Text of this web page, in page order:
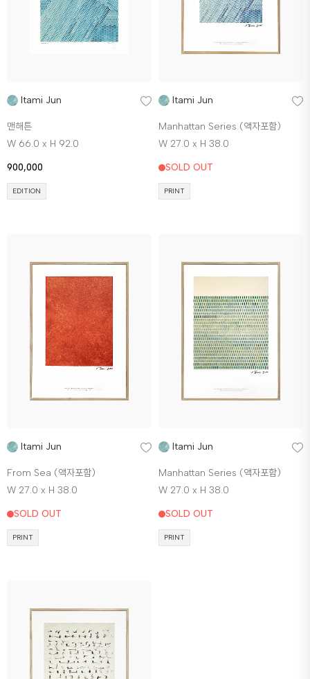
Itami Jun
맨해튼
W 66.0 x H 92.0
900,000
EDITION
Itami Jun
Manhattan Series (액자포함)
W 27.0 x H 38.0
SOLD OUT
PRINT
Itami Jun
From Sea (액자포함)
W 27.0 x H 38.0
SOLD OUT
PRINT
Itami Jun
Manhattan Series (액자포함)
W 27.0 x H 38.0
SOLD OUT
PRINT